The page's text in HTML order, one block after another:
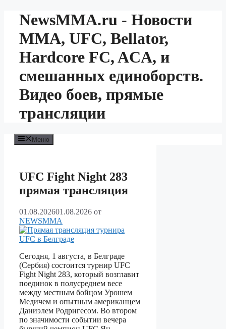
Перейти
содержимому
NewsMMA.ru - Новости
ММА, UFC, Bellator,
Hardcore FC, ACA, и
смешанных единоборств.
Видео боев, прямые
трансляции
Меню
UFC Fight Night 283
прямая трансляция
01.08.202601.08.2026 от
NEWSMMA
Сегодня, 1 августа, в Белграде
(Сербия) состоится турнир UFC
Fight Night 283, который возглавит
поединок в полусреднем весе
между местным бойцом Урошем
Медичем и опытным американцем
Даниэлем Родригесом. Во втором
по значимости событии вечера